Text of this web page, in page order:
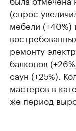
(спрос
мебели (+40%)
ремонту
балконов
саун (+25%).
мастеров в
же период